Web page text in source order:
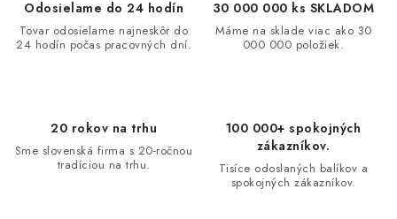
c
Odosielame do 24 hodín
Tovar odosielame najneskôr do
24 hodín počas pracovných dní.
30 000 000 ks SKLADOM
Máme na sklade viac ako 30
000 000 položiek.
20 rokov na trhu
Sme slovenská firma s 20-ročnou
tradíciou na trhu.
100 000+ spokojných
zákazníkov.
Tisíce odoslaných balíkov a
spokojných zákazníkov.